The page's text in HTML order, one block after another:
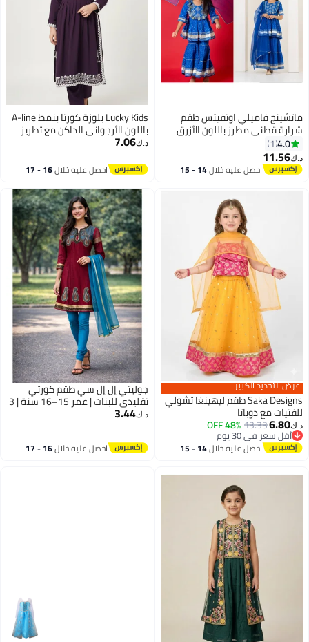
ماتشينج فاميلي اوتفيتس طقم
شرارة قطني مطرز باللون الأزرق
الملكي للنساء | زيّ احتفالي
متناسق | طقم كورتا شرارة دوباتا
أنيق | زيّ تقليديّ | زيّ عائليّ توأم
4.0
1
د.ك‏11.56
احصل عليه خلال 14 - 15
Lucky Kids بلوزة كورتا بنمط A-line
باللون الأرجواني الداكن مع تطريز
فضي وعمل مرآة وسروال مستقيم
د.ك‏7.06
احصل عليه خلال 16 - 17
عرض التجديد الكبير
Saka Designs طقم ليهينغا تشولي
للفتيات مع دوباتا
د.ك‏6.80
13.33
48% OFF
أقل سعر في 30 يوم
أقل سعر في 30 يوماحصل عليه خلال 14 - 15
جوليتي إل إل سي طقم كورتي
تقليدي للبنات | عمر 15–16 سنة | 3
قطع مع شال (كورتي، بنطال ووشاح)
د.ك‏3.44
احصل عليه خلال 16 - 17